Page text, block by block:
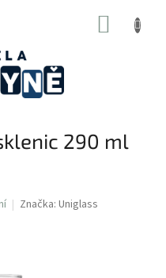
290 ml
Značka: Uniglass